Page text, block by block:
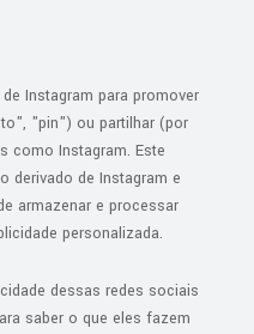
Instagram para promover
"pin") ou partilhar (por
como Instagram. Este
derivado de Instagram e
armazenar e processar
personalizada.
dessas redes sociais
saber o que eles fazem